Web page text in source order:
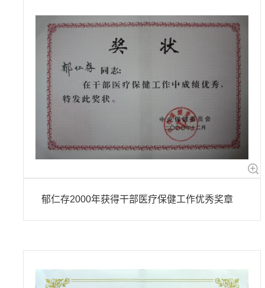
郁仁存2000年获得干部医疗保健工作优秀奖章